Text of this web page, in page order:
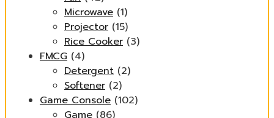
Microwave (1)
Projector (15)
Rice Cooker (3)
FMCG (4)
Detergent (2)
Softener (2)
Game Console (102)
Game (86)